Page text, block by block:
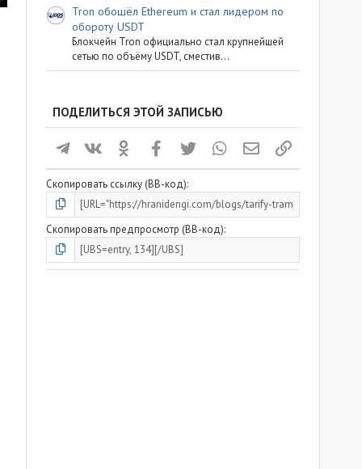
Tron обошёл Ethereum и стал лидером по
обороту USDT
Блокчейн Tron официально стал крупнейшей
сетью по объёму USDT, сместив...
ПОДЕЛИТЬСЯ ЭТОЙ ЗАПИСЬЮ
ТелеграмВКонтактеОдноклассники
FacebookTwitter WhatsAppЭлектронная почта
Скопировать ссылку (BB-код)
Скопировать предпросмотр (BB-код)